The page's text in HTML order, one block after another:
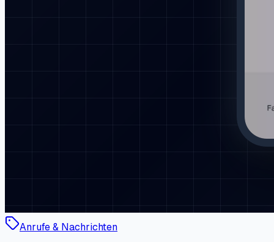
Anrufe & Nachrichten